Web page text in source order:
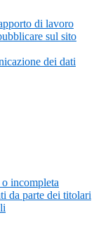
di lavoro
sul sito
dei dati
incompleta
da parte dei titolari